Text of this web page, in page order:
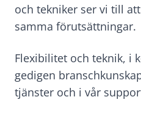
och tekniker ser vi till
samma förutsättningar.
Flexibilitet och teknik, i
gedigen
tjänster och i vår